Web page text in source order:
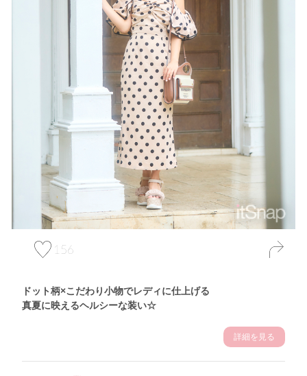
156
ドット柄×こだわり小物でレディに仕上げる
真夏に映えるヘルシーな装い☆
詳細を見る